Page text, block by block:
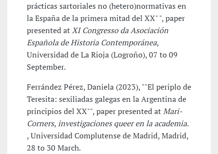
prácticas sartoriales no (hetero)normativas en
la España de la primera mitad del XX" ", paper
presented atXI Congresso da Asociación
Española de Historia Contemporánea,
Universidad de La Rioja (Logroño), 07 to 09
September.
Ferrández Pérez, Daniela (2023), ""El periplo de
Teresita: sexiliadas galegas en la Argentina de
principios del XX"", paper presented atMari-
Corners, investigaciones queer en la academia.
, Universidad Complutense de Madrid, Madrid,
28 to 30 March.